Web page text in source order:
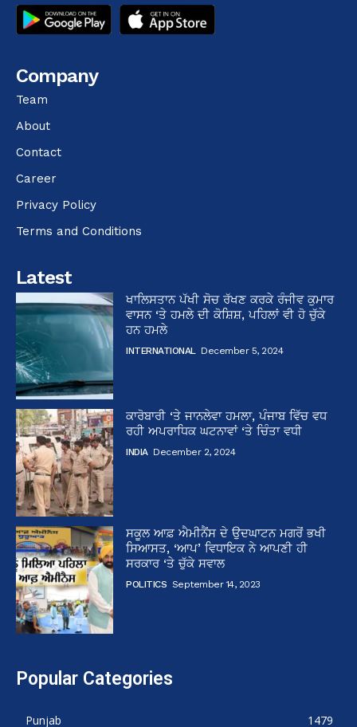
Company
Team
About
Contact
Career
Privacy Policy
Terms and Conditions
Latest
ਖਾਲਿਸਤਾਨ ਪੱਖੀ ਸੋਚ ਰੱਖਣ ਕਰਕੇ ਰੰਜੀਵ ਕੁਮਾਰ
ਵਾਸਨ ‘ਤੇ ਹਮਲੇ ਦੀ ਕੋਸ਼ਿਸ਼, ਪਹਿਲਾਂ ਵੀ ਹੋ ਚੁੱਕੇ
ਹਨ ਹਮਲੇ
INTERNATIONAL December 5, 2024
ਕਾਰੋਬਾਰੀ ‘ਤੇ ਜਾਨਲੇਵਾ ਹਮਲਾ, ਪੰਜਾਬ ਵਿੱਚ ਵਧ
ਰਹੀ ਅਪਰਾਧਿਕ ਘਟਨਾਵਾਂ ‘ਤੇ ਚਿੰਤਾ ਵਧੀ
INDIA December 2, 2024
ਸਕੂਲ ਆਫ਼ ਐਮੀਨੈਂਸ ਦੇ ਉਦਘਾਟਨ ਮਗਰੋਂ ਭਖੀ
ਸਿਆਸਤ, ‘ਆਪ’ ਵਿਧਾਇਕ ਨੇ ਆਪਣੀ ਹੀ
ਸਰਕਾਰ ‘ਤੇ ਚੁੱਕੇ ਸਵਾਲ
POLITICS September 14, 2023
Popular Categories
Punjab 1479